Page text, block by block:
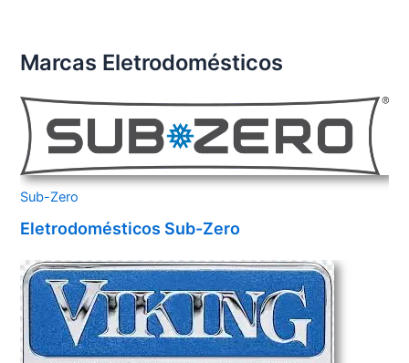
Marcas Eletrodomésticos
Sub-Zero
Eletrodomésticos Sub-Zero